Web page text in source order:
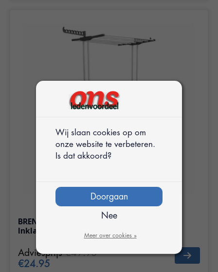
BREND BR-2250 Wasrek met Wielen en 6
Inklapbare Rekken
Adviesprijs €49.95
€24.95
Wij slaan cookies op om
onze website te verbeteren.
Is dat akkoord?
Doorgaan
Nee
Meer over cookies »